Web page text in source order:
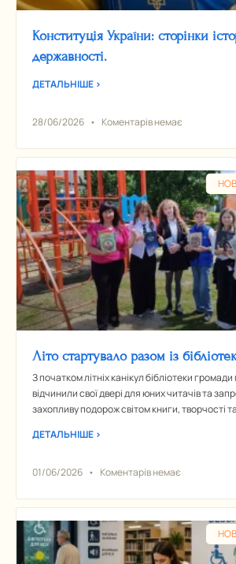
Конституція України: сторінки
державності.
ДЕТАЛЬНІШЕ >
28/06/2026 Коментарів немає
Літо стартувало разом із
З початком літніх канікул бібліотеки
відчинили свої двері для юних читачів та
захопливу подорож світом книги, творчості
ДЕТАЛЬНІШЕ >
01/06/2026 Коментарів немає